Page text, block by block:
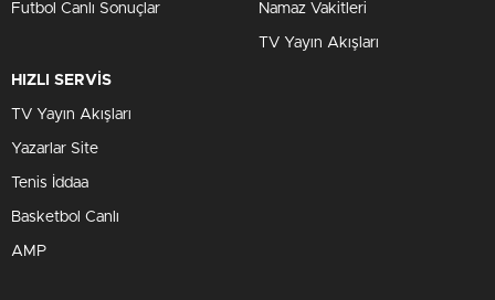
Futbol Canlı Sonuçlar Namaz Vakitleri
TV Yayın Akışları
HIZLI SERVİS
TV Yayın Akışları
Yazarlar Site
Tenis İddaa
Basketbol Canlı
AMP